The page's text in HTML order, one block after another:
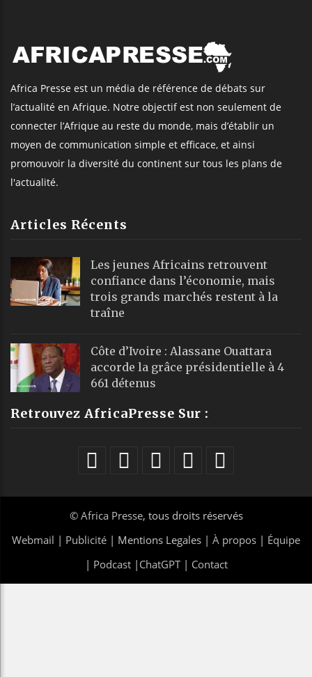
Africa Presse est un média de référence de débats sur
l’actualité en Afrique. Notre objectif est non seulement de
connecter l’Afrique au reste du monde, mais d’établir un
moyen de communication simple et efficace, et ainsi
promouvoir la diversité du continent sur tous les plans de
l'actualité.
Articles Récents
Les jeunes Africains retrouvent
confiance dans l’économie, mais
trois grands marchés restent à la
traîne
Côte d’Ivoire : Alassane Ouattara
accorde la grâce présidentielle à 4
661 détenus
Retrouvez AfricaPresse Sur :
© Africa Presse, tous droits réservés
Webmail | Publicité | Mentions Legales | À propos | Équipe
| Podcast| ChatGPT| Contact